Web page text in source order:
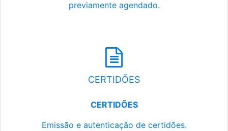
previamente agendado.
CERTIDÕES
CERTIDÕES
Emissão e autenticação de certidões.